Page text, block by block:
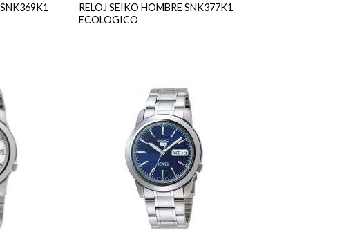
RELOJ SEIKO HOMBRE SNK377K1
ECOLOGICO